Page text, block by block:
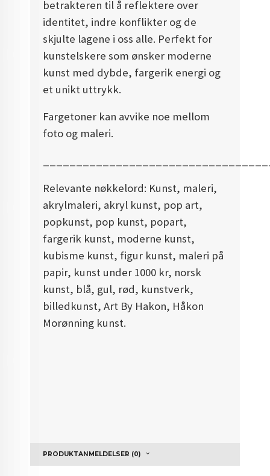
betrakteren til å reflektere over
identitet, indre konflikter og de
skjulte lagene i oss alle. Perfekt for
kunstelskere som ønsker moderne
kunst med dybde, fargerik energi og
et unikt uttrykk.
Fargetoner kan avvike noe mellom
foto og maleri.
Relevante nøkkelord: Kunst, maleri,
akrylmaleri, akryl kunst, pop art,
popkunst, pop kunst, popart,
fargerik kunst, moderne kunst,
kubisme kunst, figur kunst, maleri på
papir, kunst under 1000 kr, norsk
kunst, blå, gul, rød, kunstverk,
billedkunst, Art By Hakon, Håkon
Morønning kunst.
PRODUKTANMELDELSER (0)